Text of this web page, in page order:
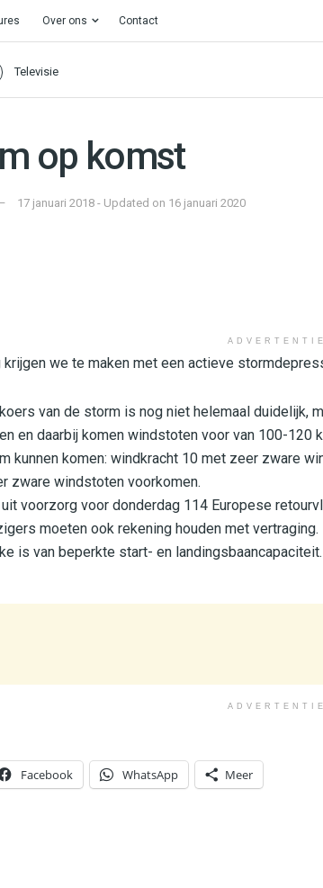
Over ons Contact
Televisie
op komst
17 januari 2018 - Updated on 16 januari 2020
ADVERTENTIE
krijgen we te maken met een actieve
van de storm is nog niet helemaal duidelijk,
en daarbij komen windstoten voor van 100-120
kunnen komen: windkracht 10 met zeer zware
zware windstoten voorkomen.
voorzorg voor donderdag 114 Europese
moeten ook rekening houden met
is van beperkte start- en landingsbaancapaciteit.
ADVERTENTIE
Facebook WhatsApp Meer